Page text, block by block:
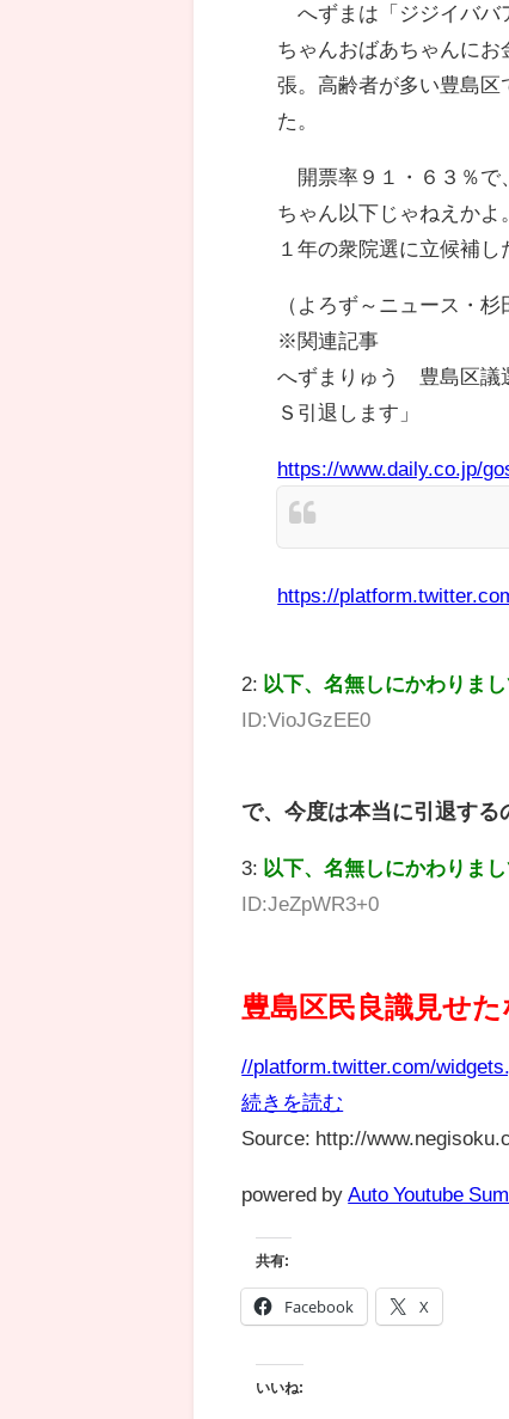
へずまは「ジジイババ
ちゃんおばあちゃんに
張。高齢者が多い豊島区
た。
開票率９１・６３％で
ちゃん以下じゃねえかよ
１年の衆院選に立候補し
（よろず～ニュース・杉
※関連記事
へずまりゅう 豊島区議
Ｓ引退します」
https://www.daily.co.jp/
https://
2: 以下、名無しにかわりま
ID:VioJGzEE0
で、今度は本当に引退する
3: 以下、名無しにかわりま
ID:JeZpWR3+0
豊島区民良識見せた
//platform.twitter.com/
続きを読む
Source: http://
powered by Auto Youtube
共有:
Facebook X
いいね: